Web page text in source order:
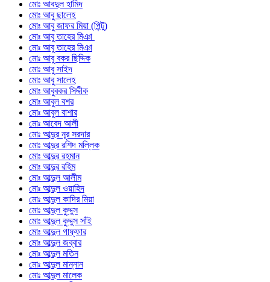
মোঃ আবদুল হামিদ
মোঃ আবু ছালেহ
মোঃ আবু জাফর মিয়া (পিন্টু)
মোঃ আবু তাহের মিঞা
মোঃ আবু তাহের মিঞা
মোঃ আবু বকর ছিদ্দিক
মোঃ আবু সাইদ
মোঃ আবু সালেহ
মোঃ আবুবকর সিদ্দীক
মোঃ আবুল বশর
মোঃ আবুল বাশার
মোঃ আবেদ আলী
মোঃ আব্দুর নূর সরদার
মোঃ আব্দুর রশিদ মল্লিক
মোঃ আব্দুর রহমান
মোঃ আব্দুর রহিম
মোঃ আব্দুল আলীম
মোঃ আব্দুল ওয়াহিদ
মোঃ আব্দুল কাদির মিয়া
মোঃ আব্দুল কুদ্দুস
মোঃ আব্দুল কুদ্দুস সাঁই
মোঃ আব্দুল গাফ্ফার
মোঃ আব্দুল জব্বার
মোঃ আব্দুল মতিন
মোঃ আব্দুল মান্নান
মোঃ আব্দুল মালেক